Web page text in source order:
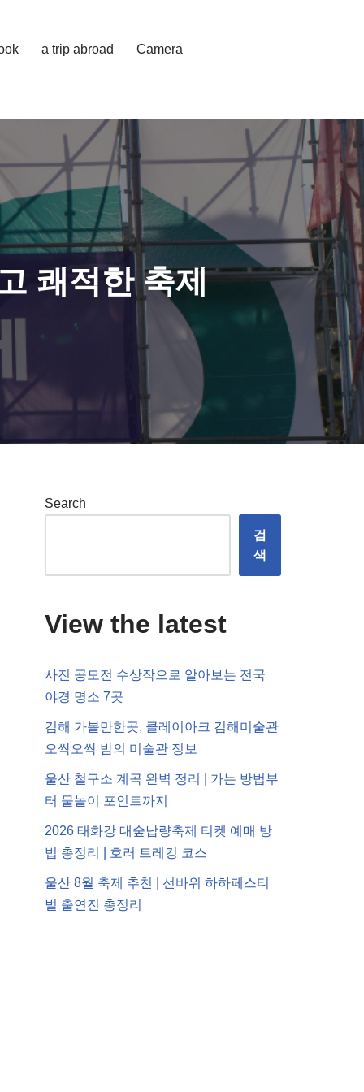
a trip abroad
Camera
쾌적한 축제
Search
검
색
View the latest
사진 공모전 수상작으로 알아보는 전국
야경 명소 7곳
김해 가볼만한곳, 클레이아크 김해미술관
오싹오싹 밤의 미술관 정보
울산 철구소 계곡 완벽 정리 | 가는 방법부
터 물놀이 포인트까지
2026 태화강 대숲납량축제 티켓 예매 방
법 총정리 | 호러 트레킹 코스
울산 8월 축제 추천 | 선바위 하하페스티
벌 출연진 총정리